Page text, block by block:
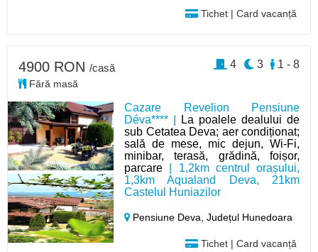
Tichet | Card vacanță
Cazare Revelion Pensiune
Déva**** |
La poalele dealului de
sub Cetatea Deva; aer condiționat;
sală de mese, mic dejun, Wi-Fi,
minibar, terasă, grădină, foișor,
parcare | 1,2km centrul orașului,
1,3km Aqualand Deva, 21km
Castelul Huniazilor
Pensiune Deva,Județul Hunedoara
Tichet | Card vacanță
4900 RON /casă
Fără masă
1 - 8
3
4